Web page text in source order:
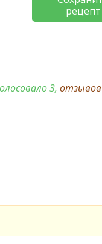
рецепт
3,